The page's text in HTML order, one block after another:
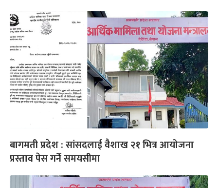
बागमती प्रदेश : सांसदलाई वैशाख २१ भित्र आयोजना
प्रस्ताव पेस गर्ने समयसीमा